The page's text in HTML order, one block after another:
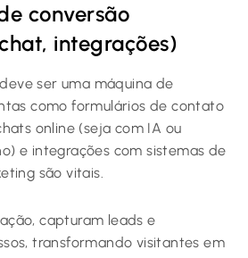
conversão
integrações)
ser uma máquina de
como formulários de contato
online (seja com IA ou
e integrações com sistemas de
são vitais.
capturam leads e
transformando visitantes em